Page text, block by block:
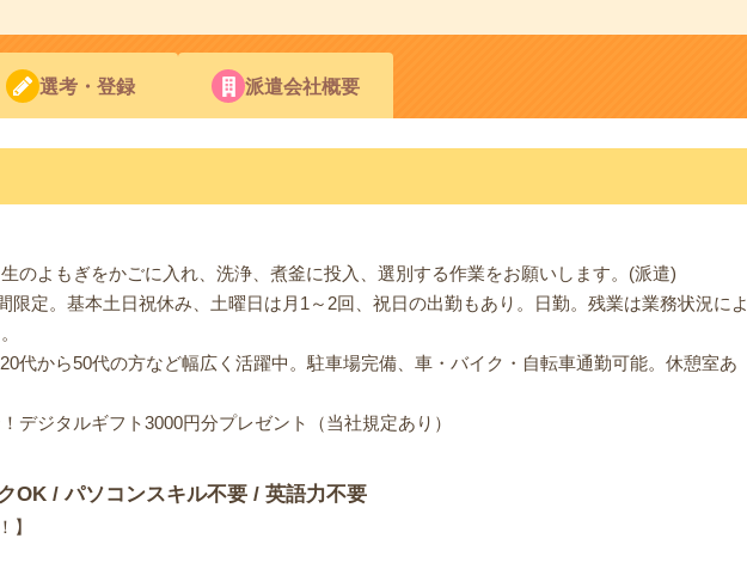
選考・登録 派遣会社概要
のよもぎをかごに入れ、洗浄、煮釜に投入、選別する作業をお願いします。(派遣)
限定。基本土日祝休み、土曜日は月1～2回、祝日の出勤もあり。日勤。残業は業務状況によ
代から50代の方など幅広く活躍中。駐車場完備、車・バイク・自転車通勤可能。休憩室あ
デジタルギフト3000円分プレゼント（当社規定あり）
OK / パソコンスキル不要 / 英語力不要
】